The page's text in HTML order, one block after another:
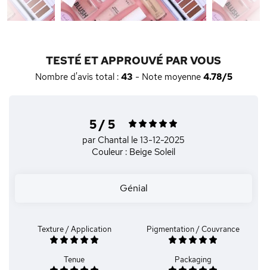
TESTÉ ET APPROUVÉ PAR VOUS
Nombre d'avis total : 43 - Note moyenne 4.78/5
5 / 5
par Chantal le 13-12-2025
Couleur : Beige Soleil
Génial
Texture / Application Pigmentation / Couvrance
Tenue Packaging